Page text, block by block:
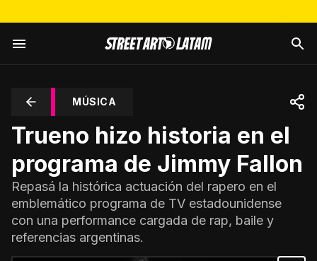
MÚSICA
Trueno hizo historia en el
programa de Jimmy Fallon
Repasá la histórica actuación del rapero en el
emblemático programa de TV estadounidense
con una performance cargada de rap, baile y
referencias argentinas.